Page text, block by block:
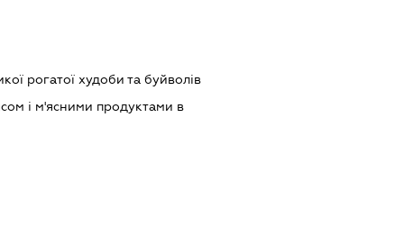
рогатої худоби та буйволів
і м'ясними продуктами в